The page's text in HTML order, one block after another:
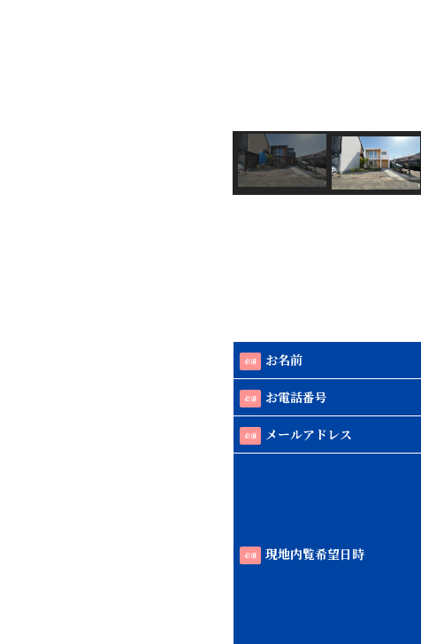
必須 お名前
必須 お電話番号
必須 メールアドレス
必須 現地内覧希望日時